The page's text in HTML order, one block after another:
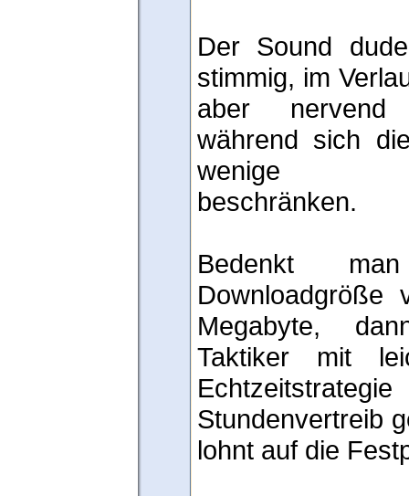
Der Sound
stimmig, im
aber nervend
während sich
wenige
beschränken.
Bedenkt
Megabyte,
Taktiker mit
Stundenvertreib
lohnt auf die